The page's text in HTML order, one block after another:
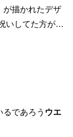
が描かれたデザ
いしてた方が…
であろう ウエ